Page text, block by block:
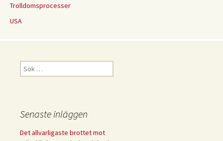
Trolldomsprocesser
USA
Sök
efter:
Senaste inläggen
Det allvarligaste brottet mot